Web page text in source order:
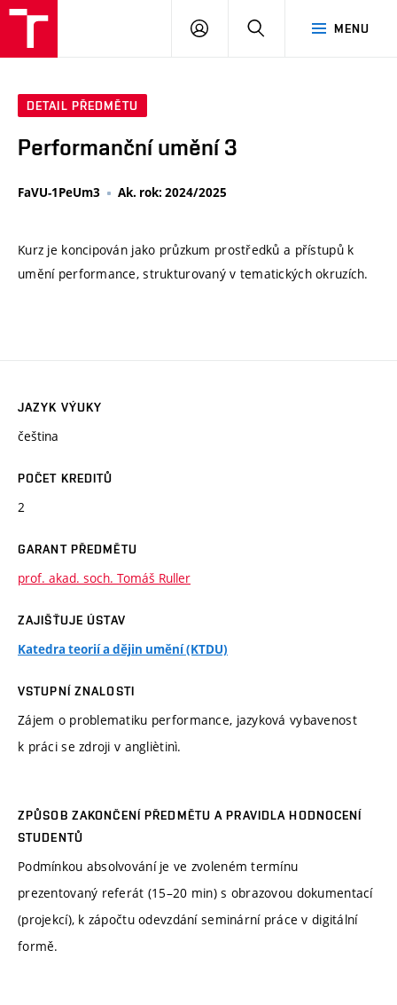
MENU
PŘIHLÁSIT
DETAIL PŘEDMĚTU
Performanční umění 3
FaVU-1PeUm3 Ak. rok: 2024/2025
Kurz je koncipován jako průzkum prostředků a přístupů k
umění performance, strukturovaný v tematických okruzích.
JAZYK VÝUKY
čeština
POČET KREDITŮ
2
GARANT PŘEDMĚTU
prof. akad. soch. Tomáš Ruller
ZAJIŠŤUJE ÚSTAV
Katedra teorií a dějin umění (KTDU)
VSTUPNÍ ZNALOSTI
Zájem o problematiku performance, jazyková vybavenost
k práci se zdroji v angliètinì.
ZPŮSOB ZAKONČENÍ PŘEDMĚTU A PRAVIDLA HODNOCENÍ
STUDENTŮ
Podmínkou absolvování je ve zvoleném termínu
prezentovaný referát (15–20 min) s obrazovou dokumentací
(projekcí), k zápočtu odevzdání seminární práce v digitální
formě.